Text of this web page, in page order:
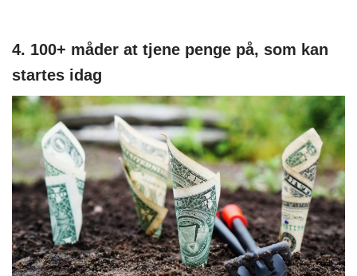
4. 100+ måder at tjene penge på, som kan
startes idag